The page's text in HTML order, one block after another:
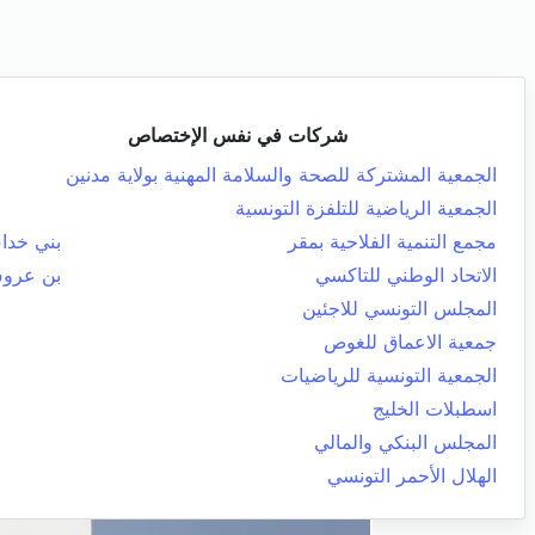
شركات في نفس الإختصاص
الجمعية المشتركة للصحة والسلامة المهنية بولاية مدنين
الجمعية الرياضية للتلفزة التونسية
مجمع التنمية الفلاحية بمقر
بني
الاتحاد الوطني للتاكسي
بن
المجلس التونسي للاجئين
جمعية الاعماق للغوص
الجمعية التونسية للرياضيات
اسطبلات الخليج
المجلس البنكي والمالي
الهلال الأحمر التونسي